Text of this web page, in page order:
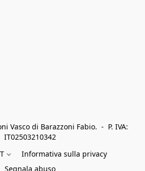
Vasco di Barazzoni Fabio.  -  P. IVA:
IT02503210342
Informativa sulla privacy
Segnala abuso